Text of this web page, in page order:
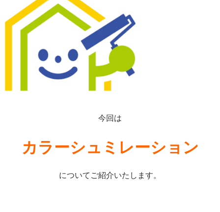
今回は
カラーシュミレーション
についてご紹介いたします。